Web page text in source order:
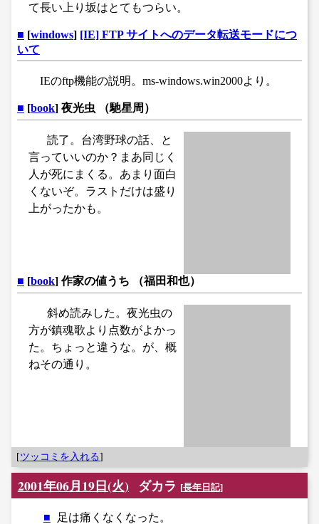
て長い上り坂はとてもつらい。
■ [windows] [IE] FTP サイトへのデータ転送モードにつ
いて
IEのftp機能の説明。ms-windows.win2000より。
■ [book] 夜光虫 （馳星周）
読了。台湾野球の話、と
言っていいのか？まあ同じく
人が死にまくる。あまり面白
くないぞ。ラストだけは盛り
上がったかも。
■ [book] 作家の値うち （福田和也）
斜め読みした。夜光虫の
方が鎮魂歌より点数がよかっ
た。ちょっと違うな。が、概
ねその通り。
[ツッコミを入れる]
2001年06月19日(火) ダカラ [長年日記]
■ 足は痛くなくなった。